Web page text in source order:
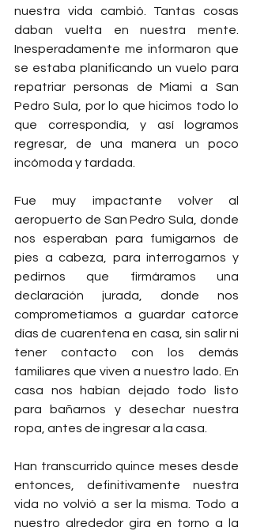
nuestra vida cambió. Tantas cosas
daban vuelta en nuestra mente.
Inesperadamente me informaron que
se estaba planificando un vuelo para
repatriar personas de Miami a San
Pedro Sula, por lo que hicimos todo lo
que correspondía, y así logramos
regresar, de una manera un poco
incómoda y tardada.
Fue muy impactante volver al
aeropuerto de San Pedro Sula, donde
nos esperaban para fumigarnos de
pies a cabeza, para interrogarnos y
pedirnos que firmáramos una
declaración jurada, donde nos
comprometíamos a guardar catorce
días de cuarentena en casa, sin salir ni
tener contacto con los demás
familiares que viven a nuestro lado. En
casa nos habían dejado todo listo
para bañarnos y desechar nuestra
ropa, antes de ingresar a la casa.
Han transcurrido quince meses desde
entonces, definitivamente nuestra
vida no volvió a ser la misma. Todo a
nuestro alrededor gira en torno a la